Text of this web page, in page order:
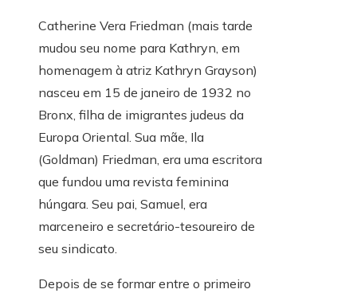
Catherine Vera Friedman (mais tarde
mudou seu nome para Kathryn, em
homenagem à atriz Kathryn Grayson)
nasceu em 15 de janeiro de 1932 no
Bronx, filha de imigrantes judeus da
Europa Oriental. Sua mãe, Ila
(Goldman) Friedman, era uma escritora
que fundou uma revista feminina
húngara. Seu pai, Samuel, era
marceneiro e secretário-tesoureiro de
seu sindicato.
Depois de se formar entre o primeiro